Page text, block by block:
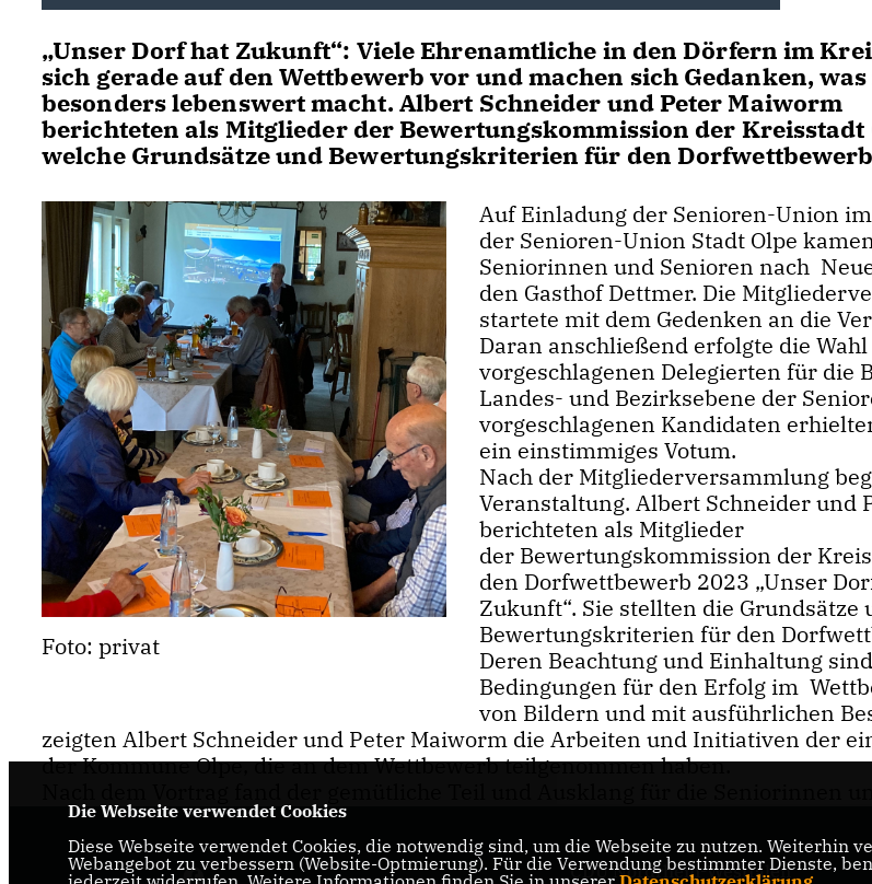
Unser Dorf hat Zukunft“: Viele Ehrenamtliche in den Dörfern im
sich gerade auf den Wettbewerb vor und machen sich Gedanken,
besonders lebenswert macht. Albert Schneider und Peter Maiworm
berichteten als Mitglieder der Bewertungskommission der Kreisstadt
welche Grundsätze und Bewertungskriterien für den
Foto: privat
Auf Einladung der Senioren-Union
der Senioren-Union Stadt Olpe
Seniorinnen und Senioren nach
den Gasthof Dettmer. Die
startete mit dem Gedenken an die
Daran anschließend erfolgte die
vorgeschlagenen Delegierten für die
Landes- und Bezirksebene der
vorgeschlagenen Kandidaten
ein einstimmiges Votum.
Nach der Mitgliederversammlung
Veranstaltung. Albert Schneider und
berichteten als Mitglieder
der Bewertungskommission der
den Dorfwettbewerb 2023 „Unser
Zukunft“. Sie stellten die Grundsätze
Bewertungskriterien für den
Deren Beachtung und Einhaltung
Bedingungen für den Erfolg im
von Bildern und mit ausführlichen
zeigten Albert Schneider und Peter Maiworm die Arbeiten und Initiativen der
der Kommune Olpe, die an dem Wettbewerb teilgenommen haben.
CDU Nordrhein-Westfalen
Die Webseite verwendet Cookies
Diese Webseite verwendet Cookies, die notwendig sind, um die Webseite zu nutzen.
Webangebot zu verbessern (Website-Optmierung). Für die Verwendung bestimmter Dienste,